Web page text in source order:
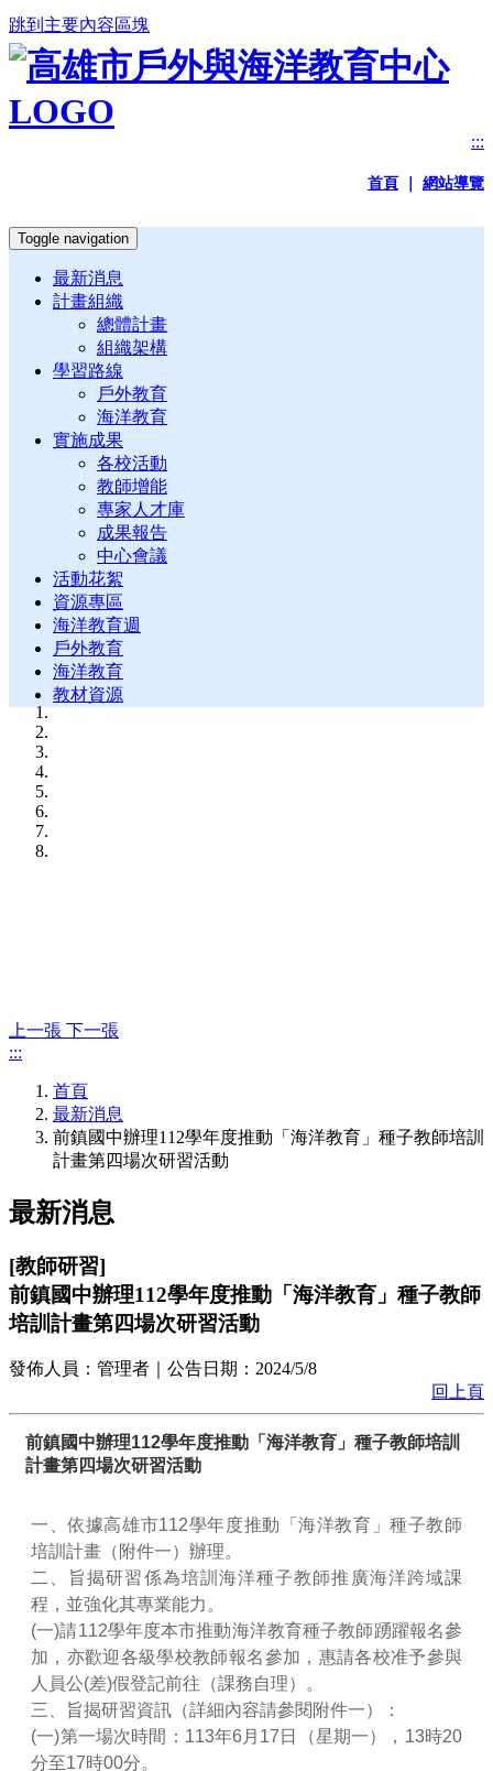
跳到主要內容區塊
:::
首頁 網站導覽
Toggle navigation
最新消息
計畫組織
總體計畫
組織架構
學習路線
戶外教育
海洋教育
實施成果
各校活動
教師增能
專家人才庫
成果報告
中心會議
活動花絮
資源專區
海洋教育週
戶外教育
海洋教育
教材資源
上一張 下一張
:::
首頁
最新消息
前鎮國中辦理112學年度推動「海洋教育」種子教師培訓
計畫第四場次研習活動
最新消息
[教師研習]
前鎮國中辦理112學年度推動「海洋教育」種子教師
培訓計畫第四場次研習活動
發佈人員： 管理者 ｜公告日期： 2024/5/8
回上頁
前鎮國中辦理112學年度推動「海洋教育」種子教師培訓
計畫第四場次研習活動
一、依據高雄市112學年度推動「海洋教育」種子教師
培訓計畫（附件一）辦理。
二、旨揭研習係為培訓海洋種子教師推廣海洋跨域課
程，並強化其專業能力。
(一)請112學年度本市推動海洋教育種子教師踴躍報名參
加，亦歡迎各級學校教師報名參加，惠請各校准予參與
人員公(差)假登記前往（課務自理）。
三、旨揭研習資訊（詳細內容請參閱附件一）：
(一)第一場次時間：113年6月17日（星期一），13時20
分至17時00分。